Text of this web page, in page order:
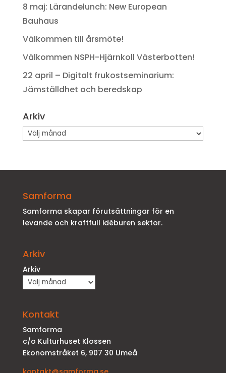
8 maj: Lärandelunch: New European
Bauhaus
Välkommen till årsmöte!
Välkommen NSPH-Hjärnkoll Västerbotten!
22 april – Digitalt frukostseminarium:
Jämställdhet och beredskap
Arkiv
Arkiv
Samforma
Samforma skapar förutsättningar för en
levande och kraftfull idéburen sektor.
Arkiv
Arkiv
Kontakt
Samforma
c/o Kulturhuset Klossen
Ekonomstråket 6, 907 30 Umeå